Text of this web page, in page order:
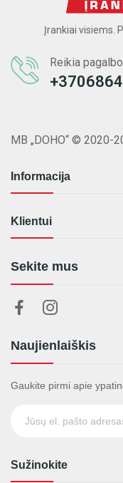
Įrankiai visiems.
Reikia
MB „DOHO“ © 2020-
Informacija
Klientui
Sekite mus
Naujienlaiškis
Gaukite pirmi apie
Sužinokite